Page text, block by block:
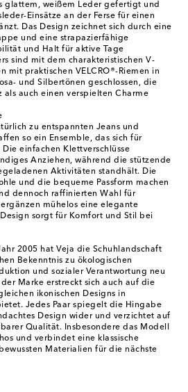
glattem, weißem Leder gefertigt und
Einsätze an der Ferse für einen
Das Design zeichnet sich durch eine
und eine strapazierfähige
und Halt für aktive Tage
sind mit dem charakteristischen V-
mit praktischen VELCRO®-Riemen in
und Silbertönen geschlossen, die
als auch einen verspielten Charme
zu entspannten Jeans und
so ein Ensemble, das sich für
einfachen Klettverschlüsse
Anziehen, während die stützende
Aktivitäten standhält. Die
und die bequeme Passform machen
dennoch raffinierten Wahl für
mühelos eine elegante
sorgt für Komfort und Stil bei
2005 hat Veja die Schuhlandschaft
Bekenntnis zu ökologischen
und sozialer Verantwortung neu
Marke erstreckt sich auch auf die
ikonischen Designs in
Jedes Paar spiegelt die Hingabe
Design wider und verzichtet auf
Qualität. Insbesondere das Modell
und verbindet eine klassische
Materialien für die nächste